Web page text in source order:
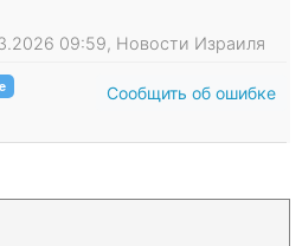
09:59, Новости Израиля
Сообщить об ошибке